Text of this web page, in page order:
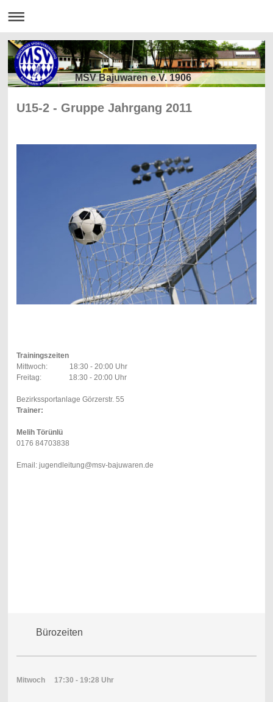
MSV Bajuwaren e.V. 1906
U15-2 - Gruppe Jahrgang 2011
Trainingszeiten
Mittwoch: 18:30 - 20:00 Uhr
Freitag: 18:30 - 20:00 Uhr
Bezirkssportanlage Görzerstr. 55
Trainer:
Melih Törünlü
0176 84703838
Email: jugendleitung@msv-bajuwaren.de
Bürozeiten
Mitwoch 17:30 - 19:28 Uhr